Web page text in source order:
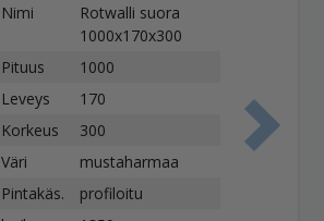
Nimi
Rotwalli suora
1000x170x300
Pituus
1000
Leveys
170
Korkeus
300
Väri
mustaharmaa
Pintakäs.
profiloitu